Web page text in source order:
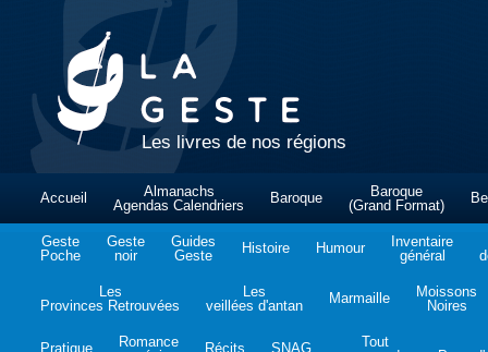
Les livres de nos régions
Accueil
Almanachs
Agendas Calendriers
Baroque
Baroque
(Grand Format)
Geste
Poche
Geste
noir
Guides
Geste
Histoire Humour
Inventaire
général
Les
Provinces Retrouvées
Les
veillées d'antan
Marmaille
Moissons
Noires
Pratique
Romance
Récits SNAG
Tout